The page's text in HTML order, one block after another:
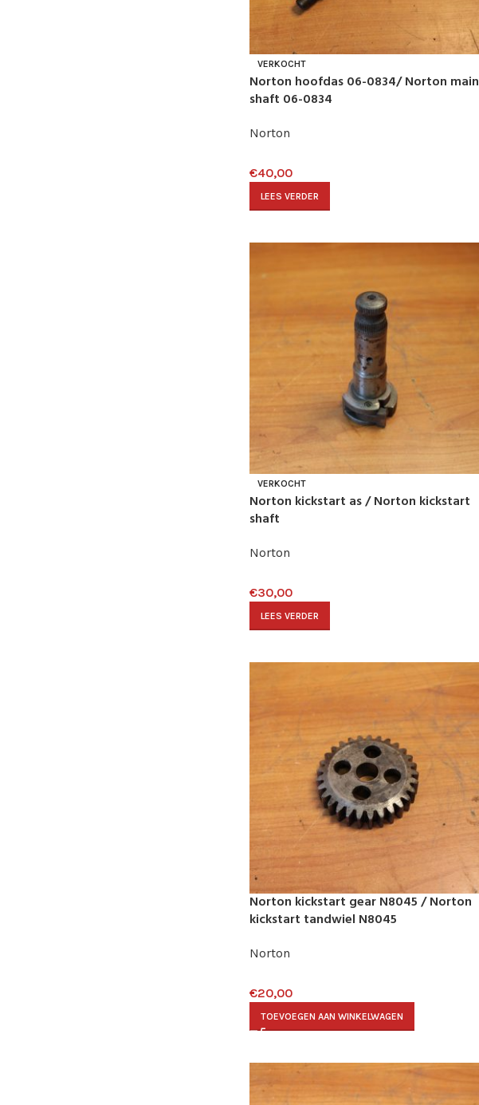
VERKOCHT
Norton hoofdas 06-0834/ Norton main
shaft 06-0834
Norton
€40,00
LEES VERDER
VERKOCHT
Norton kickstart as / Norton kickstart
shaft
Norton
€30,00
LEES VERDER
Norton kickstart gear N8045 / Norton
kickstart tandwiel N8045
Norton
€20,00
TOEVOEGEN AAN WINKELWAGEN